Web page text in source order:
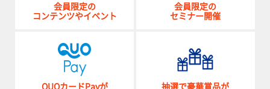
会員限定の
コンテンツやイベント
会員限定の
セミナー開催
QUOカードPayが
抽選で豪華賞品が